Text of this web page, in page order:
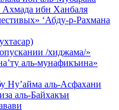
Ахмада ибн Ханбаля
‘Абду-р-Рахмана
/хиджама/»
аль-мунафикъина»
Ну’айма аль-Асфахани
аль-Байхакъи